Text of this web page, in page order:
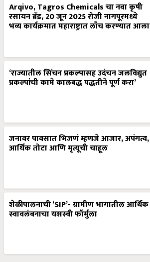
Arqivo, Tagros Chemicals चा नवा कृषी
रसायन ब्रँड, 20 जून 2025 रोजी नागपूरमध्ये
भव्य कार्यक्रमात महाराष्ट्रात लाँच करण्यात आला
‘राज्यातील सिंचन प्रकल्पासह उदंचन जलविद्युत
प्रकल्पांची कामे कालबद्ध पद्धतीने पूर्ण करा’
जनावर पावसात भिजणं म्हणजे आजार, अपंगत्व,
आर्थिक तोटा आणि मृत्यूची चाहूल
शेळीपालनाची ‘SIP’- ग्रामीण भागातील आर्थिक
स्वावलंबनाचा यशस्वी फॉर्मुला